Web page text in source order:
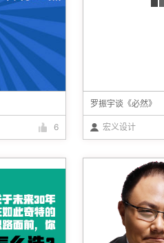
6
罗振宇谈《必然》
宏义设计